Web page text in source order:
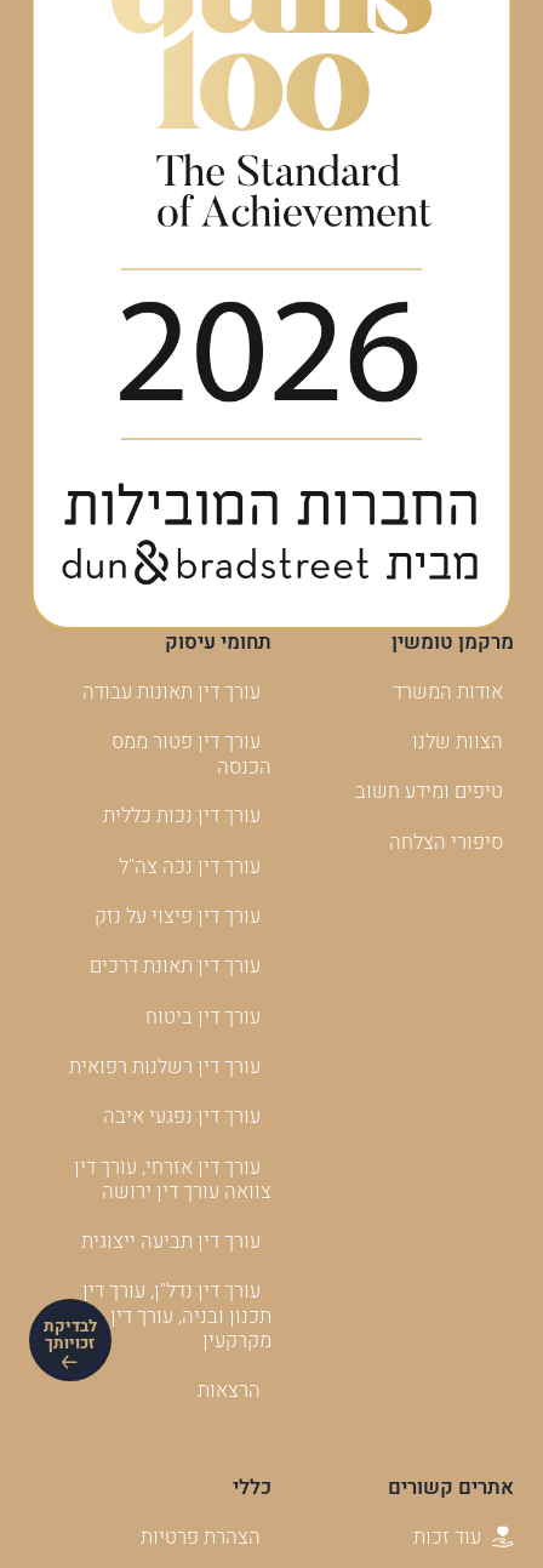
לבדיקת
זכויותך
מרקמן טומשין
אודות המשרד
הצוות שלנו
טיפים ומידע חשוב
סיפורי הצלחה
תחומי עיסוק
עורך דין תאונות עבודה
עורך דין פטור ממס
הכנסה
עורך דין נכות כללית
עורך דין נכה צה"ל
עורך דין פיצוי על נזק
עורך דין תאונת דרכים
עורך דין ביטוח
עורך דין רשלנות רפואית
עורך דין נפגעי איבה
עורך דין אזרחי, עורך דין
צוואה עורך דין ירושה
עורך דין תביעה ייצוגית
עורך דין נדל"ן, עורך דין
תכנון ובניה, עורך דין
מקרקעין
הרצאות
אתרים קשורים
עוד זכות
כללי
הצהרת פרטיות